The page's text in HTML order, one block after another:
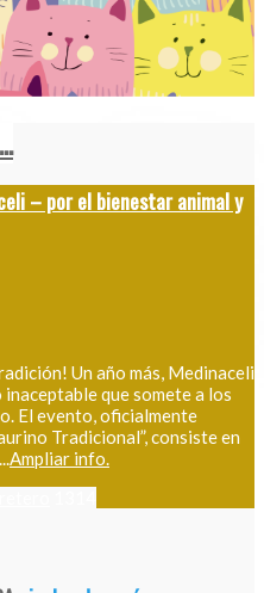
– por el bienestar animal y
Un año más, Medinaceli
que somete a los
El evento, oficialmente
Tradicional”, consiste en
Ampliar info.